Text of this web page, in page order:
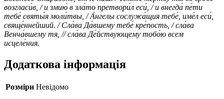
возгласи́в, / и змию́ в зла́то претвори́л еси́, / и внегда́ пе́ти
тебе́ святы́я моли́твы, / А́нгелы сослужа́щия тебе́, име́л еси́,
свяще́ннейший. / Сла́ва Да́вшему тебе́ кре́пость, / сла́ва
Венча́вшему тя, // сла́ва Де́йствующему тобо́ю всем
исцеле́ния.
Додаткова інформація
Розміри Невідомо